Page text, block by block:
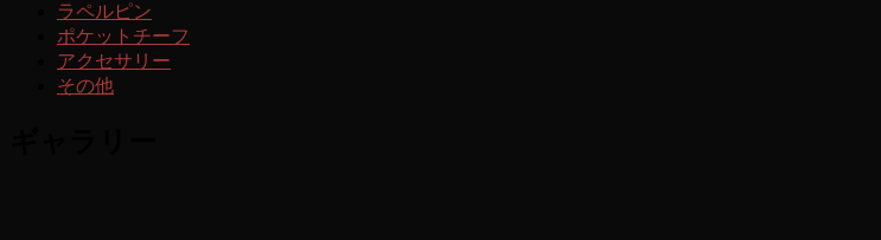
ラペルピン
ポケットチーフ
アクセサリー
その他